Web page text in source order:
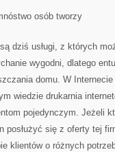
osób tworzy
dziś usługi, z których
wygodni, dlatego
domu. W
wiedzie drukarnia
pojedynczym. Jeżeli
posłużyć się z oferty tej
klientów o różnych